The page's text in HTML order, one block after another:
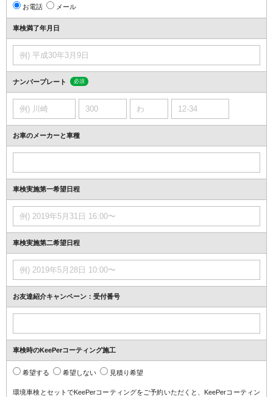
お電話 メール
車検満了年月日
ナンバープレート 必須
お車のメーカーと車種
車検実施第一希望日程
車検実施第二希望日程
お友達紹介キャンペーン： 受付番号
車検時のKeePerコーティング施工
希望する 希望しない 見積り希望
環境車検とセットでKeePerコーティングをご予約いただくと、 KeePerコーティン